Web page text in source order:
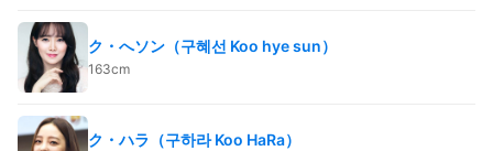
ク・へソン（구혜선 Koo hye sun）
163cm
ク・ハラ（구하라 Koo HaRa）